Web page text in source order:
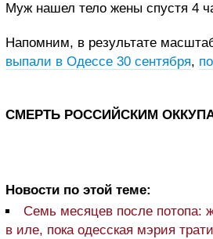
Муж нашел тело жены спустя 4
Напомним, в результате
выпали в Одессе 30 сентября,
СМЕРТЬ РОССИЙСКИМ
Новости по этой теме:
Семь месяцев после потопа:
в иле, пока одесская мэрия